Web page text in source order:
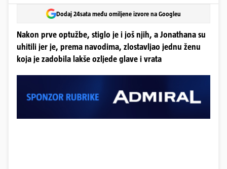
Dodaj 24sata među omiljene izvore na Googleu
Nakon prve optužbe, stiglo je i još njih, a Jonathana su
uhitili jer je, prema navodima, zlostavljao jednu ženu
koja je zadobila lakše ozljede glave i vrata